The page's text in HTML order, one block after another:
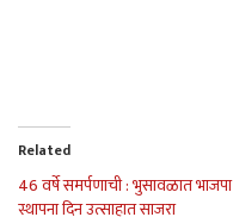
Related
46 वर्षे समर्पणाची : भुसावळात भाजपा
स्थापना दिन उत्साहात साजरा